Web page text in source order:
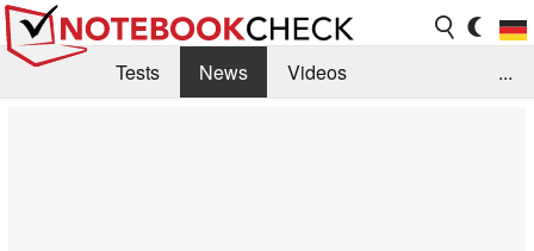
Tests News
Videos
...